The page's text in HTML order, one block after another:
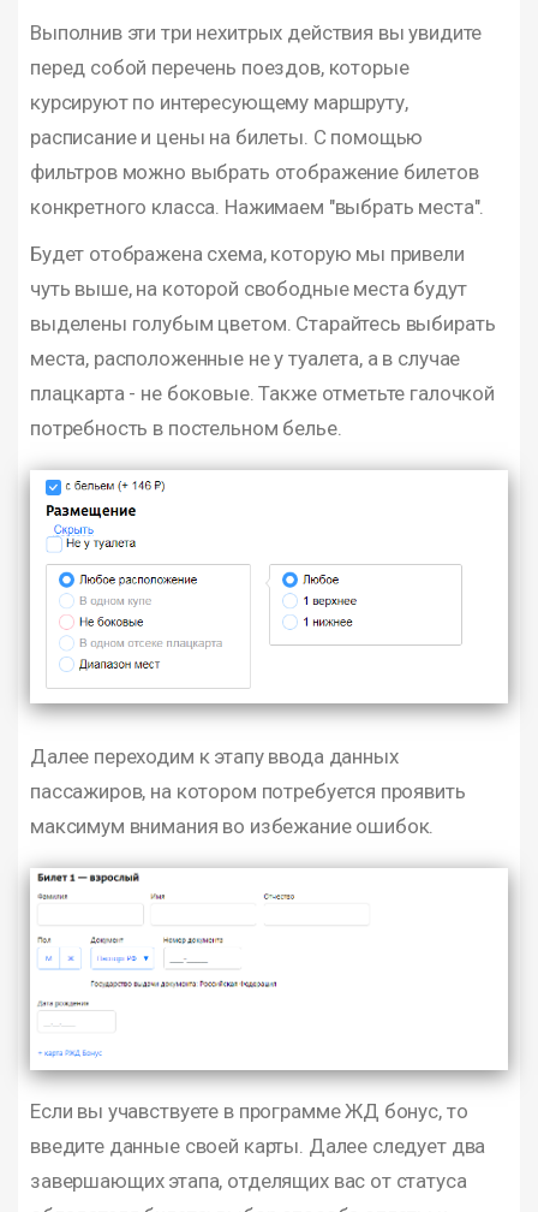
Выполнив эти три нехитрых действия вы увидите
перед собой перечень поездов, которые
курсируют по интересующему маршруту,
расписание и цены на билеты. С помощью
фильтров можно выбрать отображение билетов
конкретного класса. Нажимаем "выбрать места".
Будет отображена схема, которую мы привели
чуть выше, на которой свободные места будут
выделены голубым цветом. Старайтесь выбирать
места, расположенные не у туалета, а в случае
плацкарта - не боковые. Также отметьте галочкой
потребность в постельном белье.
Далее переходим к этапу ввода данных
пассажиров, на котором потребуется проявить
максимум внимания во избежание ошибок.
Если вы учавствуете в программе ЖД бонус, то
введите данные своей карты. Далее следует два
завершающих этапа, отделящих вас от статуса